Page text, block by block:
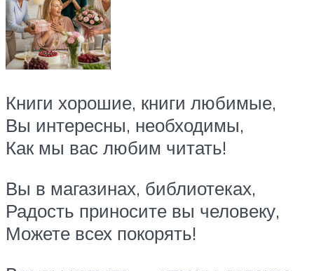
Книги хорошие, книги любимые,
Вы интересны, необходимы,
Как мы вас любим читать!
Вы в магазинах, библиотеках,
Радость приносите вы человеку,
Можете всех покорять!